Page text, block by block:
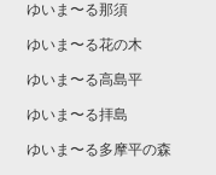
ゆいま〜る那須
ゆいま〜る花の木
ゆいま〜る高島平
ゆいま〜る拝島
ゆいま〜る多摩平の森